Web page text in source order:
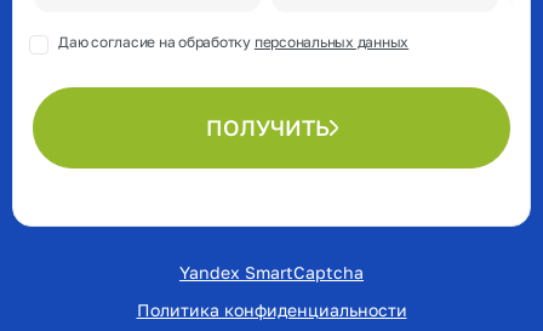
Даю согласие на обработку персональных данных
ПОЛУЧИТЬ
Yandex SmartCaptcha
Политика конфиденциальности